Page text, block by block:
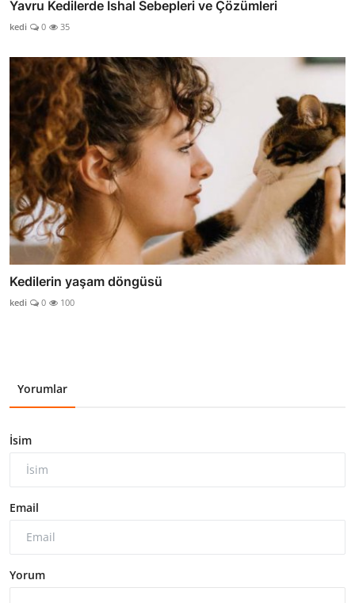
Yavru Kedilerde İshal Sebepleri ve Çözümleri
kedi 0 35
Kedilerin yaşam döngüsü
kedi 0 100
Yorumlar
İsim
Email
Yorum